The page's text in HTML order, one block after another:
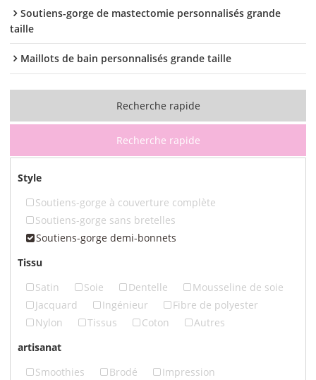
Soutiens-gorge de mastectomie personnalisés grande
taille
Maillots de bain personnalisés grande taille
Recherche rapide
Recherche rapide
Style
Soutiens-gorge à couverture complète
Soutiens-gorge sans bretelles
Soutiens-gorge demi-bonnets
Tissu
Satin
Soie Dentelle
Mousseline de soie
Jacquard
Ingénieur
Fibre de polyester
Nylon
Tissus Coton
Autres
artisanat
Smoothies
Brodé
Impression